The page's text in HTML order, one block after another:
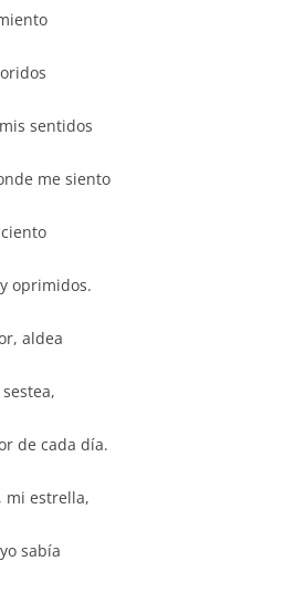
sentidos
me siento
oprimidos.
aldea
de cada día.
mi estrella,
sabía